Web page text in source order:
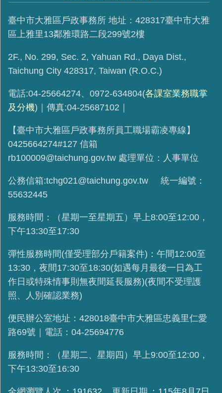
臺中市大雅區戶政事務所 地址：428317臺中市大雅
區上雅里13鄰雅環路二段299號2樓
2F., No. 299, Sec. 2, Yahuan Rd., Daya Dist.,
Taichung City 428317, Taiwan (R.O.C.)
電話:04-25664274、0972-634804(各課室業務職掌
及分機)｜傳真:04-25687102｜
【臺中市大雅區戶政事務所員工職場霸凌專線】
0425664274#127 信箱
rb100009@taichung.gov.tw 處理單位：人事單位
公務信箱:tchg021@taichung.gov.tw 統一編號：
55632445
服務時間：（星期一至星期五）早上8:00至12:00，
下午13:30至17:30
彈性服務時間(僅受理部分戶籍案件)：午間12:00至
13:30，夜間17:30至18:30(如遇每月最後一日為工
作日或特殊情事則無夜間延長服務)(夜間不受理護
照、人別確認業務)
便民辦公室地址：428018臺中市大雅區忠義里仁愛
路69號｜電話：04-25694776
服務時間：（星期二、星期四）早上9:00至12:00，
下午13:30至16:30